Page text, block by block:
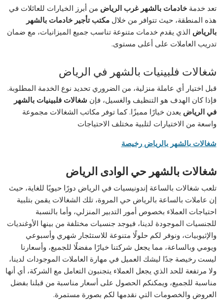
تعد خدمةخادمات بالشهر غرب الرياض من أبرز الخيارات للعائلات في
هذه المنطقة، حيث تتوافر من خلالمكتب تأجير خادمات بالشهر
بالرياض الذي يقدم خدمات متنوعة تناسب جميع الميزانيات، مع ضمان
تدريب العاملات على أعلى مستوى.
شغالات فلبينيات بالشهر في الرياض
قبل اختيار أي عاملة منزلية، من الضروري تحديد نوع الخدمة المطلوبة.
فإذا كان الهدف هو التنظيف والغسيل، فإن شغالات فلبينيات بالشهر
في الرياض يعدن خيارًا مميزًا. كما توفر مكاتب الشغالات مجموعة
واسعة من الاختيارات لتلبية مختلف الاحتياجات
شغالات بالشهر بالرياض رخيصة
شغالات بالشهر حي الوادى الرياض
تلعب شغالات بالساعة إندونيسيات في الرياض دورًا حيويًا للغاية، حيث
إن عاملات بالساعة بالرياض حي المروة، تلك الشغالات يقمن بتلبية
احتياجات العملاء بخصوص أمور التدبير المنزلي، وأما بالنسبة
للجنسيات الموجودة لدينا، فيوجد جنسيات مختلفة من بينها الأوغنديات
والإثيوبيات، ونوفر لكم حلولًا متنوعة للاستئجار شهري وأسبوعي
ويومي وبالساعة، مما يجعل شركتنا خيارًا مفضلًا للجميع، وأسعارنا
ليست رخيصة جدًا ليشك العميل في مهارة العاملات الموجودات لدينا،
ولا مرتفعة للحد الذي يجعل العملاء يتجنبون التعامل مع الشركة، أي أنها
مناسبة للجميع، ويمكنكم الحصول على أسعار مناسبة من قبلنا بفضل
العروض والخصومات التي نقدمها لكم بصورة مستمرة.